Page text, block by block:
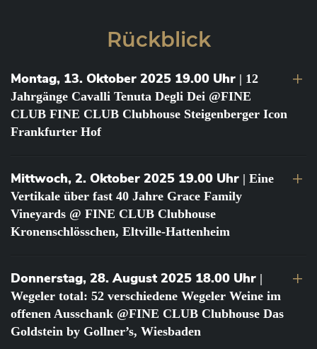
Rückblick
Montag, 13. Oktober 2025 19.00 Uhr | 12
Jahrgänge Cavalli Tenuta Degli Dei @FINE
CLUB FINE CLUB Clubhouse Steigenberger Icon
Frankfurter Hof
Mittwoch, 2. Oktober 2025 19.00 Uhr | Eine
Vertikale über fast 40 Jahre Grace Family
Vineyards @ FINE CLUB Clubhouse
Kronenschlösschen, Eltville-Hattenheim
Donnerstag, 28. August 2025 18.00 Uhr |
Wegeler total: 52 verschiedene Wegeler Weine im
offenen Ausschank @FINE CLUB Clubhouse Das
Goldstein by Gollner’s, Wiesbaden